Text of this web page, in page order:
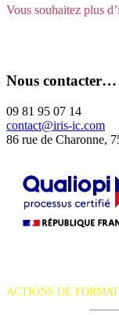
Vous souhaitez plus
Nous contacter…
09 81 95 07 14
contact@iris-ic.com
86 rue de Charonne,
ACTIONS DE